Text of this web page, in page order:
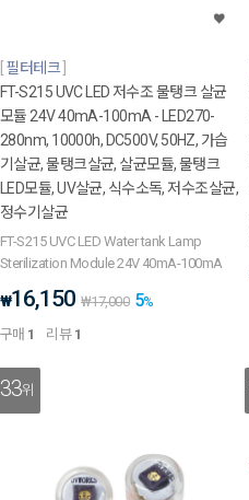
필터테크
FT-S215 UVC LED 저수조 물탱크 살균
모듈 24V 40mA-100mA - LED270-
280nm, 10000h, DC500V, 50HZ, 가습
기살균, 물탱크살균, 살균모듈, 물탱크
LED모듈, UV살균, 식수소독, 저수조살균,
정수기살균
FT-S215 UVC LED Water tank Lamp
Sterilization Module 24V 40mA-100mA
₩16,150 ₩17,000 5%
구매 1 리뷰 1
33위